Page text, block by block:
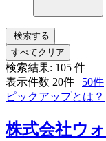
検索する
すべてクリア
検索結果: 105 件
表示件数 20件 | 50件
ピックアップとは？
株式会社ウ